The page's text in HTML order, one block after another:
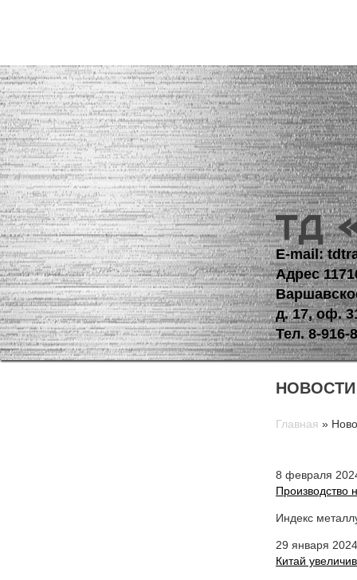
E-mail:
Адрес
д. 17, оф.
Тел.8-916-
НОВОСТИ
Главная »
8 февраля
Производство
Индекс
29 января 2024
Китай